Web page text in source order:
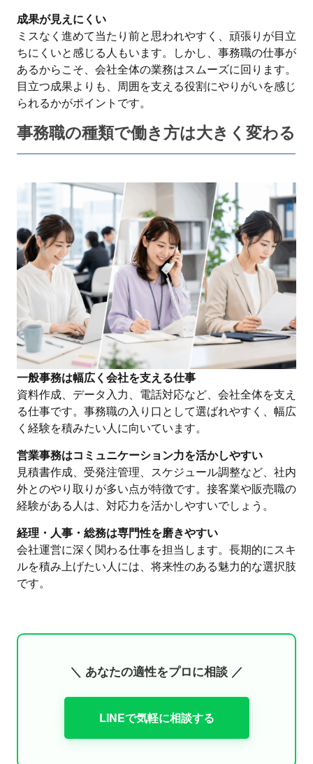
成果が見えにくい
ミスなく進めて当たり前と思われやすく、頑張りが目立
ちにくいと感じる人もいます。しかし、事務職の仕事が
あるからこそ、会社全体の業務はスムーズに回ります。
目立つ成果よりも、周囲を支える役割にやりがいを感じ
られるかがポイントです。
事務職の種類で働き方は大きく変わる
一般事務は幅広く会社を支える仕事
資料作成、データ入力、電話対応など、会社全体を支え
る仕事です。事務職の入り口として選ばれやすく、幅広
く経験を積みたい人に向いています。
営業事務はコミュニケーション力を活かしやすい
見積書作成、受発注管理、スケジュール調整など、社内
外とのやり取りが多い点が特徴です。接客業や販売職の
経験がある人は、対応力を活かしやすいでしょう。
経理・人事・総務は専門性を磨きやすい
会社運営に深く関わる仕事を担当します。長期的にスキ
ルを積み上げたい人には、将来性のある魅力的な選択肢
です。
＼ あなたの適性をプロに相談 ／
LINEで気軽に相談する